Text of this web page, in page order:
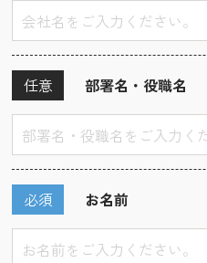
部署名・役職名
任意
お名前
必須